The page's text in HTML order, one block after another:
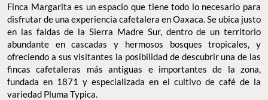
Finca Margarita es un espacio que tiene todo lo necesario para
disfrutar de una experiencia cafetalera en Oaxaca. Se ubica justo
en las faldas de la Sierra Madre Sur, dentro de un territorio
abundante en cascadas y hermosos bosques tropicales, y
ofreciendo a sus visitantes la posibilidad de descubrir una de las
fincas cafetaleras más antiguas e importantes de la zona,
fundada en 1871 y especializada en el cultivo de café de la
variedad Pluma Typica.